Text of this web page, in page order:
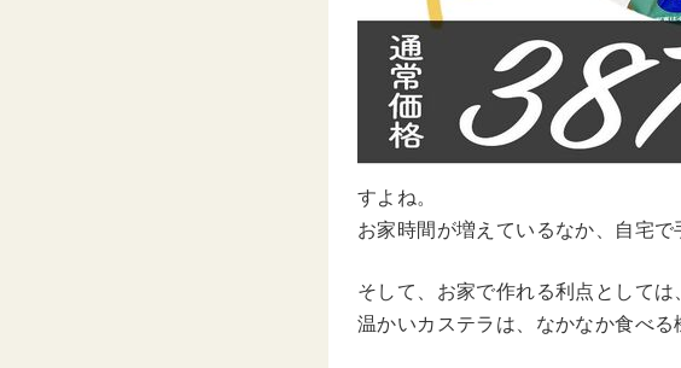
すよね。
お家時間が増えているなか、自宅で
そして、お家で作れる利点としては
温かいカステラは、なかなか食べ